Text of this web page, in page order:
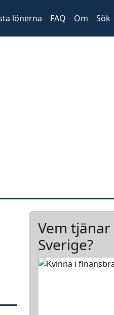
lönerna FAQ Om Sök
Vem tjänar
Sverige?